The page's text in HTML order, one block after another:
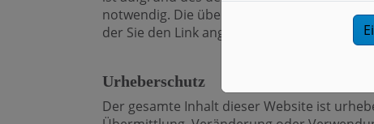
notwendig. Die übertragenen Daten sind
der Sie den Link angeklickt haben.
Urheberschutz
Der gesamte Inhalt dieser Website ist